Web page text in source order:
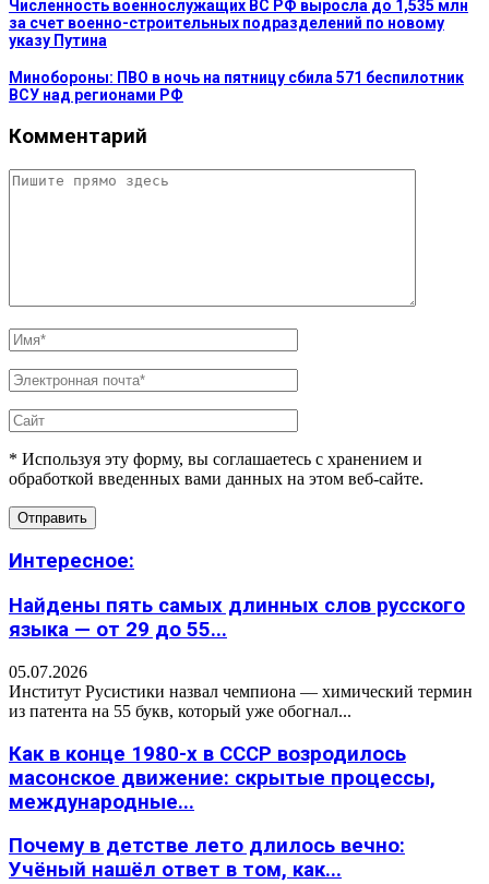
Численность военнослужащих ВС РФ выросла до 1,535 млн
за счет военно-строительных подразделений по новому
указу Путина
Минобороны: ПВО в ночь на пятницу сбила 571 беспилотник
ВСУ над регионами РФ
Комментарий
* Используя эту форму, вы соглашаетесь с хранением и
обработкой введенных вами данных на этом веб-сайте.
Интересное:
Найдены пять самых длинных слов русского
языка — от 29 до 55...
05.07.2026
Институт Русистики назвал чемпиона — химический термин
из патента на 55 букв, который уже обогнал...
Как в конце 1980-х в СССР возродилось
масонское движение: скрытые процессы,
международные...
Почему в детстве лето длилось вечно:
Учёный нашёл ответ в том, как...